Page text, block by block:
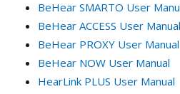
BeHear PROXY User Manual
BeHear NOW User Manual
HearLink PLUS User Manual
Tags